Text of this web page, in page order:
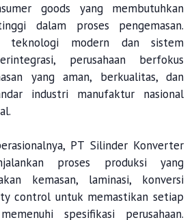
goods yang membutuhkan
dalam proses pengemasan.
teknologi modern dan sistem
perusahaan berfokus
yang aman, berkualitas, dan
industri manufaktur nasional
PT Silinder Konverter
proses produksi yang
kemasan, laminasi, konversi
control untuk memastikan setiap
spesifikasi perusahaan.